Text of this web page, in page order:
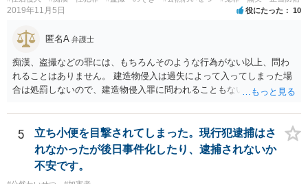
2019年11月5日 役にたった 10
匿名A 弁護士
痴漢、盗撮などの罪には、もちろんそのような行為がない以上、問わ
れることはありません。 建造物侵入は過失によって入ってしまった場
合は処罰しないので、建造物侵入罪に問われることもないでしょう。
れることもないでしょうし、そのまま帰された以上おそらく立件もさ
れず取り調べもないと思います。
5
立ち小便を目撃されてしまった。現行犯逮捕はさ
れなかったが後日事件化したり、逮捕されないか
不安です。